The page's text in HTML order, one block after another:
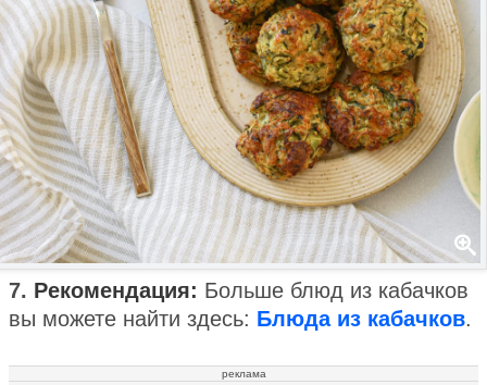
7. Рекомендация: Больше блюд из кабачков
вы можете найти здесь: Блюда из кабачков.
реклама